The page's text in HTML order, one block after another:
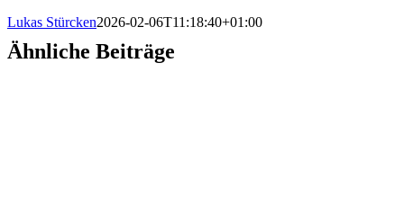
Lukas Stürcken2026-02-06T11:18:40+01:00
Ähnliche Beiträge